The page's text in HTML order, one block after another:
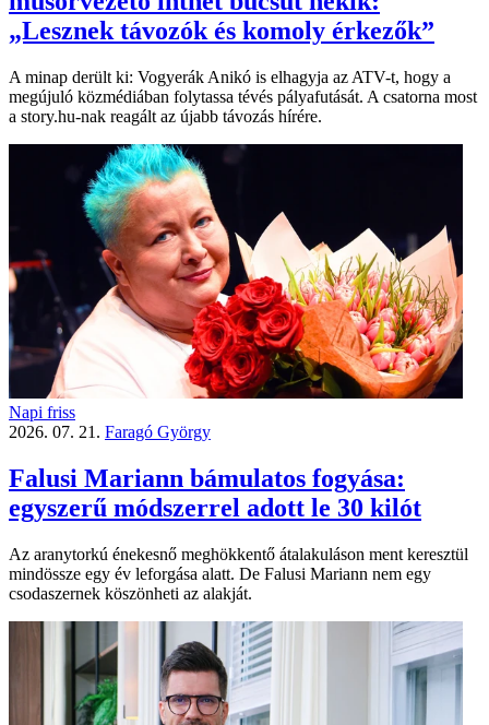
„Lesznek távozók és komoly érkezők”
A minap derült ki: Vogyerák Anikó is elhagyja az ATV-t, hogy a
megújuló közmédiában folytassa tévés pályafutását. A csatorna most
a story.hu-nak reagált az újabb távozás hírére.
Napi friss
2026. 07. 21. Faragó György
Falusi Mariann bámulatos fogyása:
egyszerű módszerrel adott le 30 kilót
Az aranytorkú énekesnő meghökkentő átalakuláson ment keresztül
mindössze egy év leforgása alatt. De Falusi Mariann nem egy
csodaszernek köszönheti az alakját.